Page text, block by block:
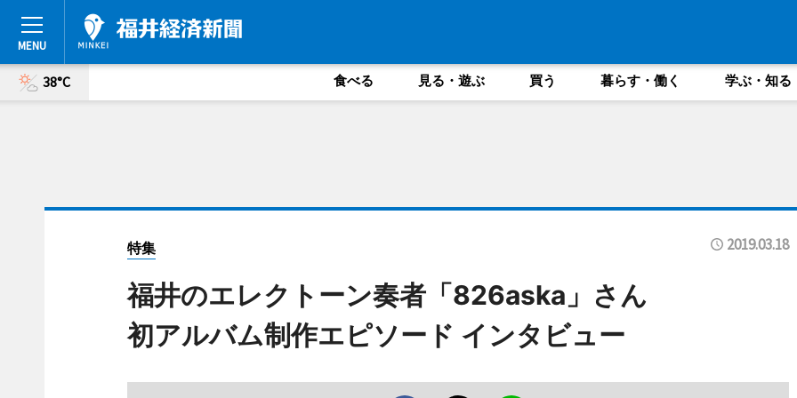
38°C 食べる 見る・遊ぶ 買う 暮らす・働く 学ぶ・知る
特集 2019.03.18
福井のエレクトーン奏者「826aska」さん
初アルバム制作エピソード インタビュー